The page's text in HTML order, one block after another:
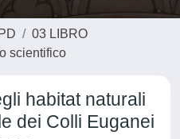
03 LIBRO
scientifico
habitat naturali
dei Colli Euganei